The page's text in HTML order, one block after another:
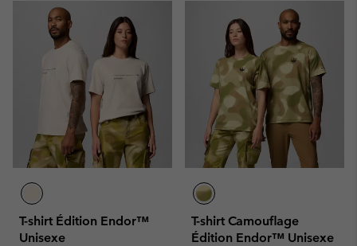
T-shirt Édition Endor™
Unisexe
T-shirt Camouflage
Édition Endor™ Unisexe